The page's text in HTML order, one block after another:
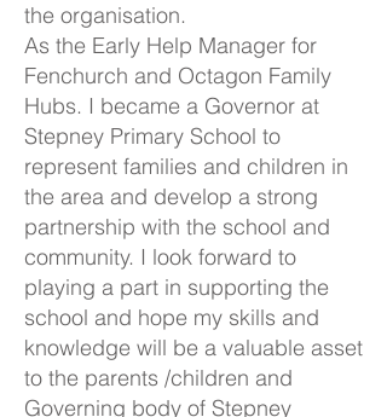
the organisation.
As the Early Help Manager for
Fenchurch and Octagon Family
Hubs. I became a Governor at
Stepney Primary School to
represent families and children in
the area and develop a strong
partnership with the school and
community. I look forward to
playing a part in supporting the
school and hope my skills and
knowledge will be a valuable asset
to the parents /children and
Governing body of Stepney